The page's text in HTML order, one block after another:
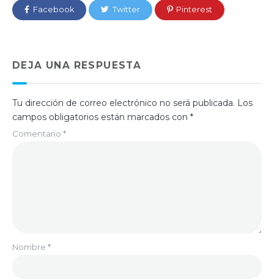
Facebook Twitter Pinterest
DEJA UNA RESPUESTA
Tu dirección de correo electrónico no será publicada. Los
campos obligatorios están marcados con *
Comentario *
Nombre *